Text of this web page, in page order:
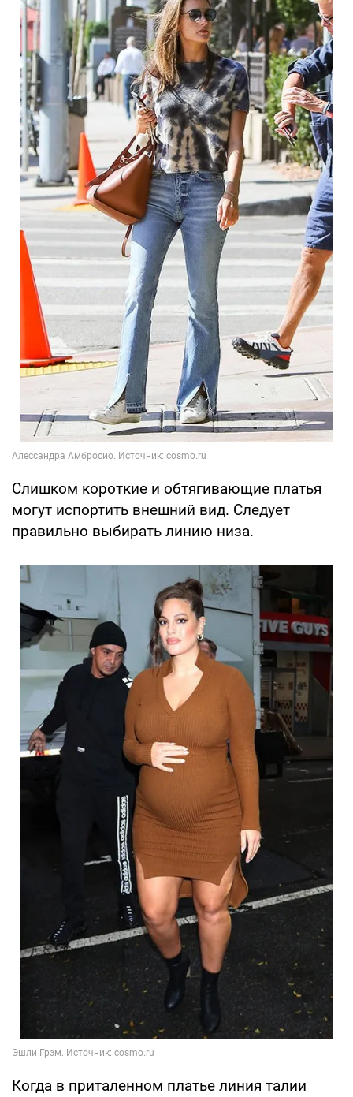
Слишком короткие и обтягивающие платья
могут испортить внешний вид. Следует
правильно выбирать линию низа.
Когда в приталенном платье линия талии